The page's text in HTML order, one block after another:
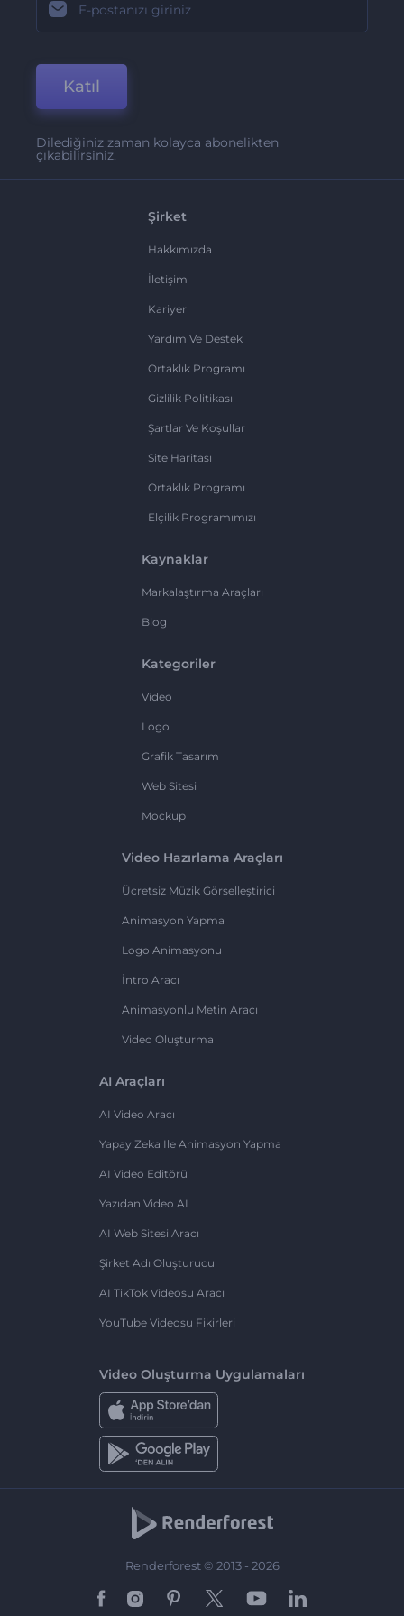
Katıl
Dilediğiniz zaman kolayca abonelikten
çıkabilirsiniz.
Şirket
Hakkımızda
İletişim
Kariyer
Yardım Ve Destek
Ortaklık Programı
Gizlilik Politikası
Şartlar Ve Koşullar
Site Haritası
Ortaklık Programı
Elçilik Programımızı
Kaynaklar
Markalaştırma Araçları
Blog
Kategoriler
Video
Logo
Grafik Tasarım
Web Sitesi
Mockup
Video Hazırlama Araçları
Ücretsiz Müzik Görselleştirici
Animasyon Yapma
Logo Animasyonu
İntro Aracı
Animasyonlu Metin Aracı
Video Oluşturma
AI Araçları
AI Video Aracı
Yapay Zeka Ile Animasyon Yapma
AI Video Editörü
Yazıdan Video AI
AI Web Sitesi Aracı
Şirket Adı Oluşturucu
AI TikTok Videosu Aracı
YouTube Videosu Fikirleri
Video Oluşturma Uygulamaları
Renderforest © 2013 - 2026